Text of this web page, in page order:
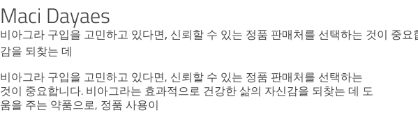
Maci Dayaes
비아그라 구입을 고민하고 있다면, 신뢰할 수 있는 정품 판매처를 선택하는 것이 중
감을 되찾는 데
비아그라 구입을 고민하고 있다면, 신뢰할 수 있는 정품 판매처를 선택하는
것이 중요합니다. 비아그라는 효과적으로 건강한 삶의 자신감을 되찾는 데 도
움을 주는 약품으로, 정품 사용이